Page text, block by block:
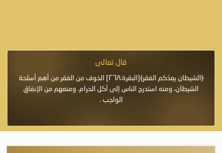
قال تعالى
﴿الشيطان يعِدُكم الفقر﴾[البقرة:٢٦٨] الخوف من الفقر من أهم أسلحة
الشيطان، ومنه استدرج الناس إلى أكل الحرام، ومنعهم من الإنفاق
الواجب .